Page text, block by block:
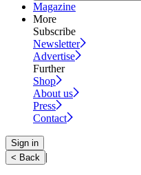
Magazine
More
Subscribe
Newsletter
Advertise
Further
Shop
About us
Press
Contact
Sign in
< Back |